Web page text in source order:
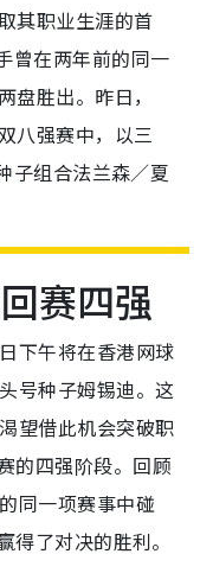
其职业生涯的首
曾在两年前的同一
胜出。昨日，
八强赛中，以三
子组合法兰森／夏
赛四强
下午将在香港网球
号种子姆锡迪。这
望借此机会突破职
的四强阶段。回顾
同一项赛事中碰
了对决的胜利。